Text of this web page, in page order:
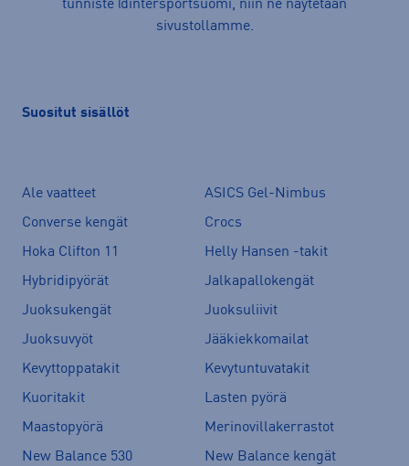
tunniste @intersportsuomi, niin ne näytetään
sivustollamme.
Suositut sisällöt
Ale vaatteet
ASICS Gel-Nimbus
Converse kengät
Crocs
Hoka Clifton 11
Helly Hansen -takit
Hybridipyörät
Jalkapallokengät
Juoksukengät
Juoksuliivit
Juoksuvyöt
Jääkiekkomailat
Kevyttoppatakit
Kevytuntuvatakit
Kuoritakit
Lasten pyörä
Maastopyörä
Merinovillakerrastot
New Balance 530
New Balance kengät